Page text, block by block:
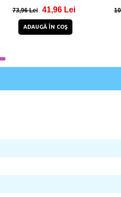
122,98 Lei 95,98 Lei
ADAUGĂ ÎN COŞ